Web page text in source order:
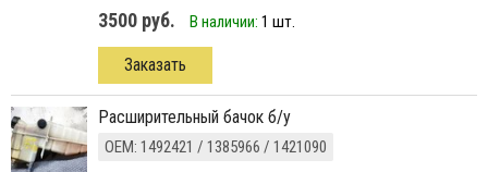
3500 руб. В наличии: 1 шт.
Заказать
расширительный бачок б/у
ОЕМ: 1492421 / 1385966 / 1421090